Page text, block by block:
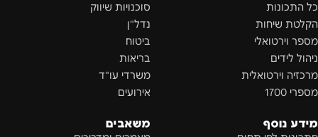
כל התכונות
הקלטת שיחות
מספר וירטואלי
ניהול לידים
מרכזיה וירטואלית
מספרי 1700
סוכנויות שיווק
נדל"ן
ביטוח
בריאות
משרדי עו"ד
אירועים
מידע נוסף
משאבים